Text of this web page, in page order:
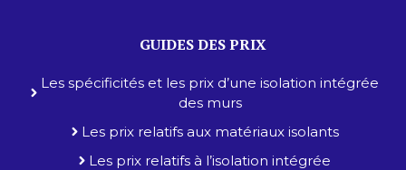
GUIDES DES PRIX
Les spécificités et les prix d’une isolation intégrée
des murs
Les prix relatifs aux matériaux isolants
Les prix relatifs à l’isolation intégrée